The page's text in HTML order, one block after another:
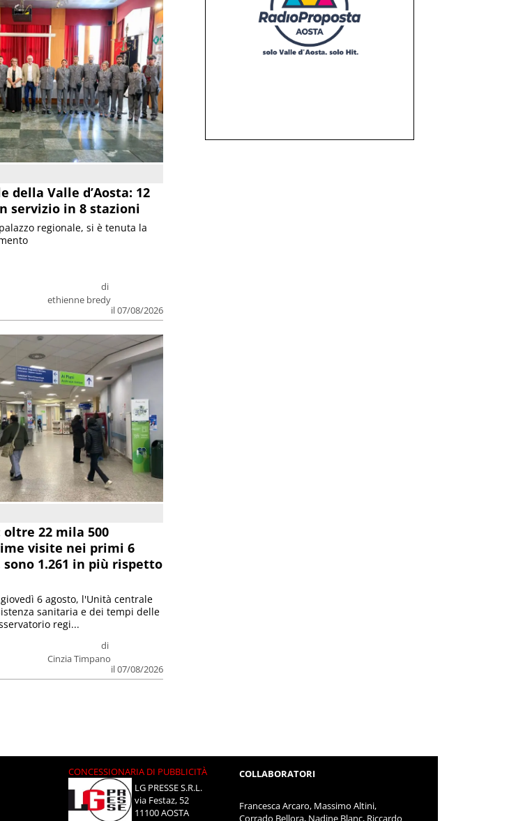
della Valle d’Aosta: 12
servizio in 8 stazioni
di
ethienne bredy
il 07/08/2026
regionale, si è tenuta la
oltre 22 mila 500
visite nei primi 6
sono 1.261 in più rispetto
di
Cinzia Timpano
il 07/08/2026
6 agosto, l'Unità centrale
sanitaria e dei tempi delle
regi...
CONCESSIONARIA DI PUBBLICITÀ
LG PRESSE S.R.L.
via Festaz, 52
11100 AOSTA
COLLABORATORI
Francesca Arcaro, Massimo Altini,